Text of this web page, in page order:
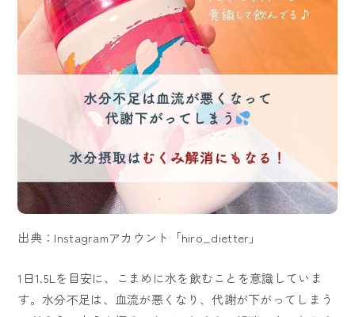
出典：Instagramアカウント「hiro_dietter」
1日1.5Lを目安に、こまめに水を飲むことを意識していま
す。水分不足は、血流が悪くなり、代謝が下がってしまう